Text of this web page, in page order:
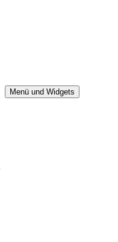
Menü und Widgets